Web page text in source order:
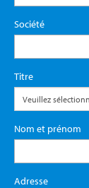
Société
Titre
Nom et prénom
Adresse